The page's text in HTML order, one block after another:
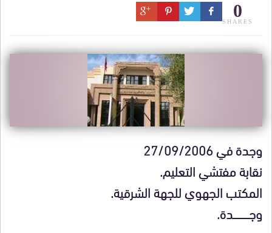
0
SHARES
وجدة في 27/09/2006
نقابة مفتشي التعليم.
المكتب الجهوي للجهة الشرقية.
وجـــــــــــــدة.